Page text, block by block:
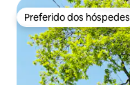
Preferido dos hóspedes
Preferido dos hóspedes